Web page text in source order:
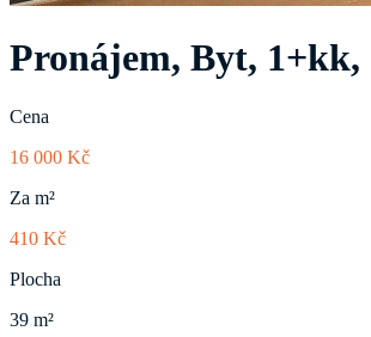
Pronájem, Byt, 1+kk,
Cena
16 000 Kč
Za m²
410 Kč
Plocha
39 m²